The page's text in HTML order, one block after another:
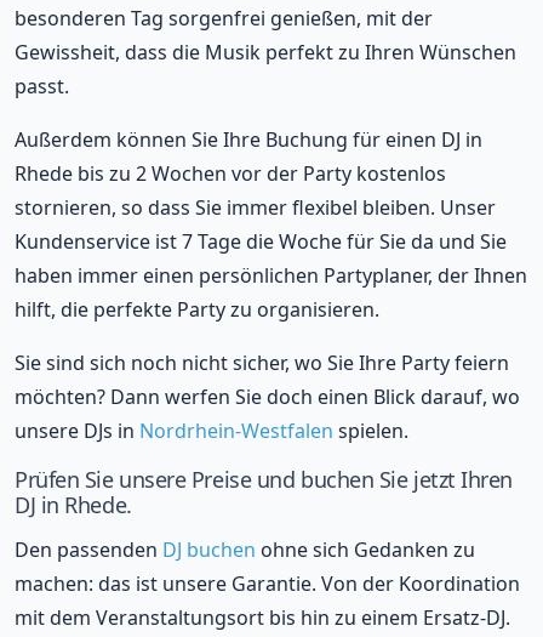
besonderen Tag sorgenfrei genießen, mit der
Gewissheit, dass die Musik perfekt zu Ihren Wünschen
passt.
Außerdem können Sie Ihre Buchung für einen DJ in
Rhede bis zu 2 Wochen vor der Party kostenlos
stornieren, so dass Sie immer flexibel bleiben. Unser
Kundenservice ist 7 Tage die Woche für Sie da und Sie
haben immer einen persönlichen Partyplaner, der Ihnen
hilft, die perfekte Party zu organisieren.
Sie sind sich noch nicht sicher, wo Sie Ihre Party feiern
möchten? Dann werfen Sie doch einen Blick darauf, wo
unsere DJs in Nordrhein-Westfalen spielen.
Prüfen Sie unsere Preise und buchen Sie jetzt Ihren
DJ in Rhede.
Den passenden DJ buchen ohne sich Gedanken zu
machen: das ist unsere Garantie. Von der Koordination
mit dem Veranstaltungsort bis hin zu einem Ersatz-DJ.